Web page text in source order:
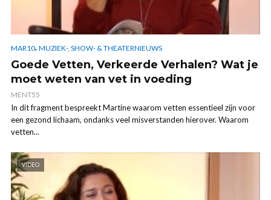
MAR10, MUZIEK-, SHOW- & THEATERNIEUWS
Goede Vetten, Verkeerde Verhalen? Wat je
moet weten van vet in voeding
MENT55
In dit fragment bespreekt Martine waarom vetten essentieel zijn voor
een gezond lichaam, ondanks veel misverstanden hierover. Waarom
vetten...
VIDEO